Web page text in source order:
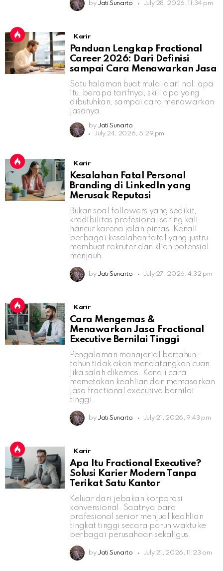
by Jati Sunarto July 28, 2026, 11:34 pm
Karir
Panduan Lengkap Fractional
Career 2026: Dari Definisi
sampai Cara Menawarkan Jasa
Satu halaman buat mulai dari nol: apa
itu, berapa tarifnya, skill apa yang
dibutuhkan, sampai cara menawarkan
jasanya.
by Jati Sunarto
July 24, 2026, 5:29 pm
Karir
Kesalahan Fatal Personal
Branding di LinkedIn yang
Merusak Reputasi
Bukan soal followers yang sedikit,
kredibilitas profesional sering kali
hancur karena jalan pintas. Kenali
berbagai kesalahan fatal yang justru
membuat rekruter dan klien potensial
menjauh.
by Jati Sunarto July 27, 2026, 4:32 pm
Karir
Cara Mengemas &
Menawarkan Jasa Fractional
Executive Bernilai Tinggi
Pengalaman manajerial bertahun-
tahun tidak akan mendatangkan cuan
jika salah dikemas. Kenali cara
memetakan keahlian dan memasarkan
jasa fractional executive bernilai
tinggi.
by Jati Sunarto July 21, 2026, 9:43 pm
Karir
Apa Itu Fractional Executive?
Solusi Karier Modern Tanpa
Terikat Satu Kantor
Keluar dari jebakan korporasi
konvensional. Saatnya para
profesional senior menjual keahlian
tingkat tinggi secara paruh waktu ke
berbagai perusahaan sekaligus.
by Jati Sunarto July 21, 2026, 11:23 am